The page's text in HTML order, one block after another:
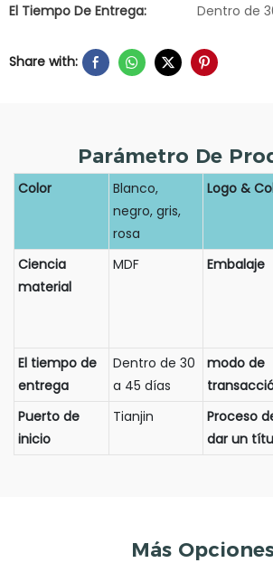
El Tiempo De Entrega:
Dentro de
Share with:
Parámetro De
Color
Blanco,
negro, gris,
rosa
Logo &
Ciencia
material
MDF Embalaje
El tiempo de
entrega
Dentro de 30
a 45 días
modo de
Puerto de
inicio
Tianjin
Proceso
dar un
Más